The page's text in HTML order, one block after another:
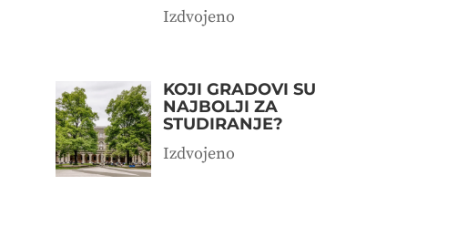
Izdvojeno
KOJI GRADOVI SU
NAJBOLJI ZA
STUDIRANJE?
Izdvojeno